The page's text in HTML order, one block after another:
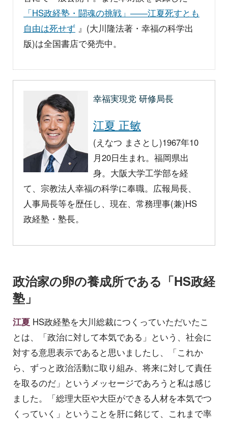
「HS政経塾・闘魂の挑戦」――江夏死すとも
自由は死せず 』(大川隆法著・幸福の科学出
版)は全国書店で発売中。
幸福実現党 研修局長
江夏 正敏
(えなつ まさとし)1967年10
月20日生まれ。福岡県出
身。大阪大学工学部を経
て、宗教法人幸福の科学に奉職。広報局長、
人事局長等を歴任し、現在、常務理事(兼)HS
政経塾・塾長。
政治家の卵の養成所である「HS政経
塾」
江夏 HS政経塾を大川総裁につくっていただいたこ
とは、「政治に対して本気である」という、社会に
対する意思表示であると思いましたし、「これか
ら、ずっと政治活動に取り組み、将来に対して責任
を取るのだ」というメッセージであろうと私は感じ
ました。「総理大臣や大臣ができる人材を本気でつ
くっていく」ということを肝に銘じて、これまで率